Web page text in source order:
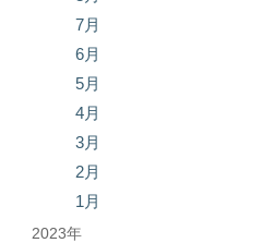
7月
6月
5月
4月
3月
2月
1月
2023年